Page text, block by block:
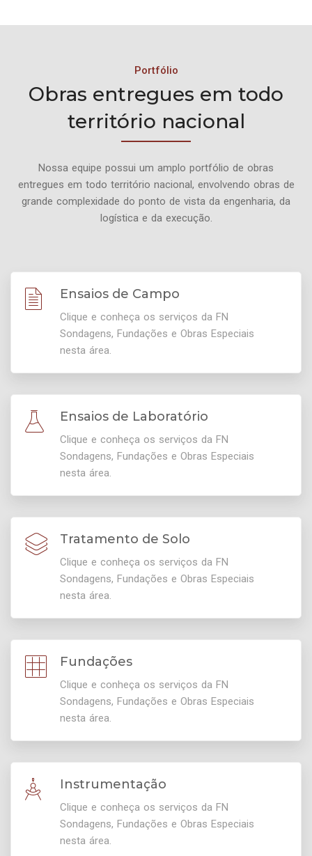
Portfólio
Obras entregues em todo
território nacional
Nossa equipe possui um amplo portfólio de obras
entregues em todo território nacional, envolvendo obras de
grande complexidade do ponto de vista da engenharia, da
logística e da execução.
Ensaios de Campo
Clique e conheça os serviços da FN
Sondagens, Fundações e Obras Especiais
nesta área.
Ensaios de Laboratório
Clique e conheça os serviços da FN
Sondagens, Fundações e Obras Especiais
nesta área.
Tratamento de Solo
Clique e conheça os serviços da FN
Sondagens, Fundações e Obras Especiais
nesta área.
Fundações
Clique e conheça os serviços da FN
Sondagens, Fundações e Obras Especiais
nesta área.
Instrumentação
Clique e conheça os serviços da FN
Sondagens, Fundações e Obras Especiais
nesta área.